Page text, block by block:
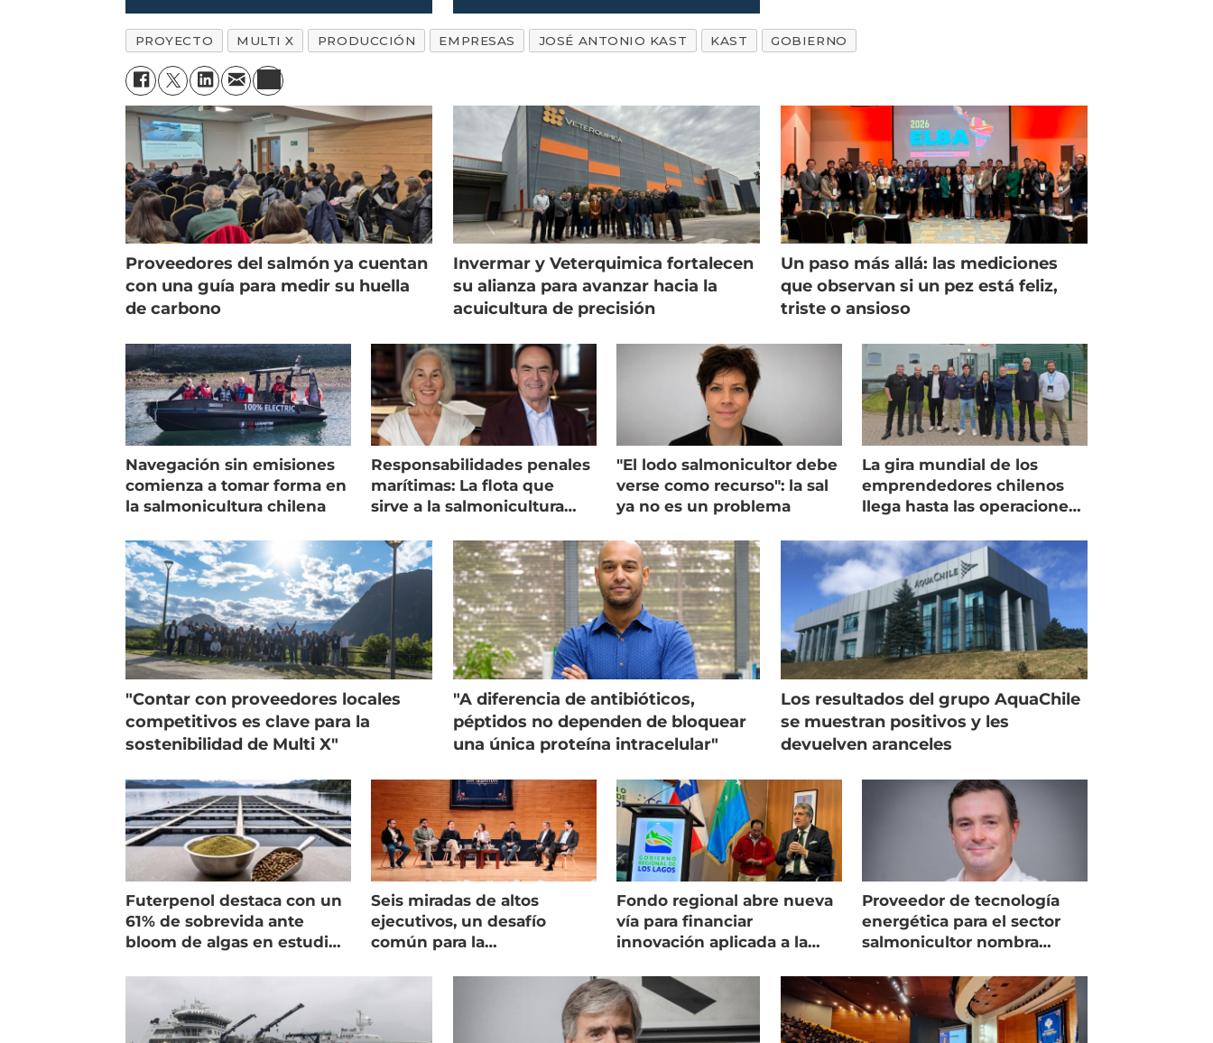
salmón”
de salmón”
PROYECTO MULTI X PRODUCCIÓN EMPRESAS JOSÉ ANTONIO KAST KAST GOBIERNO
Proveedores del salmón ya cuentan
con una guía para medir su huella
de carbono
Invermar y Veterquimica fortalecen
su alianza para avanzar hacia la
acuicultura de precisión
Un paso más allá: las mediciones
que observan si un pez está feliz,
triste o ansioso
Navegación sin emisiones
comienza a tomar forma en
la salmonicultura chilena
Responsabilidades penales
marítimas: La flota que
sirve a la salmonicultura
"El lodo salmonicultor debe
verse como recurso": la sal
ya no es un problema
La gira mundial de los
emprendedores chilenos
llega hasta las operaciones
"Contar con proveedores locales
competitivos es clave para la
sostenibilidad de Multi X"
"A diferencia de antibióticos,
péptidos no dependen de bloquear
una única proteína intracelular"
Los resultados del grupo AquaChile
se muestran positivos y les
devuelven aranceles
Futerpenol destaca con un
61% de sobrevida ante
bloom de algas en estudio
Seis miradas de altos
ejecutivos, un desafío
común para la
Fondo regional abre nueva
vía para financiar
innovación aplicada a la
Proveedor de tecnología
energética para el sector
salmonicultor nombra